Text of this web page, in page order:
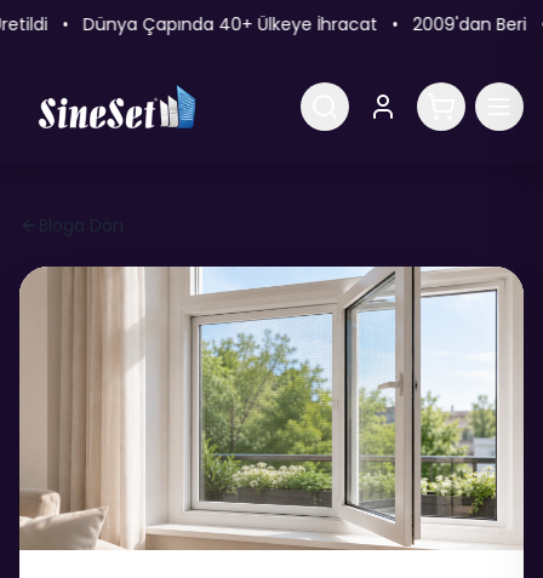
• Dünya Çapında 40+ Ülkeye İhracat • 2009'dan Beri
Bloga Dön